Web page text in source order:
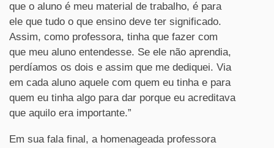
que o aluno é meu material de trabalho, é para
ele que tudo o que ensino deve ter significado.
Assim, como professora, tinha que fazer com
que meu aluno entendesse. Se ele não aprendia,
perdíamos os dois e assim que me dediquei. Via
em cada aluno aquele com quem eu tinha e para
quem eu tinha algo para dar porque eu acreditava
que aquilo era importante.”
Em sua fala final, a homenageada professora